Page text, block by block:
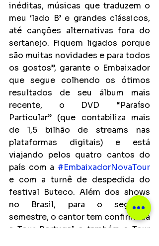
inéditas, músicas que traduzem o
meu ‘lado B’ e grandes clássicos,
até canções alternativas fora do
sertanejo. Fiquem ligados porque
são muitas novidades e para todos
os gostos”, garante o Embaixador
que segue colhendo os ótimos
resultados de seu álbum mais
recente, o DVD “Paraíso
Particular” (que contabiliza mais
de 1,5 bilhão de streams nas
plataformas digitais) e está
viajando pelos quatro cantos do
país com a #EmbaixadorNovaTour
e com a turnê de despedida do
festival Buteco. Além dos shows
no Brasil, para o segundo
semestre, o cantor tem confirmada
a Tour Portugal e também a Tour